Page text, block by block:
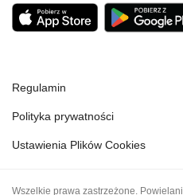
Regulamin
Polityka prywatności
Ustawienia Plików Cookies
Wszelkie prawa zastrzeżone.